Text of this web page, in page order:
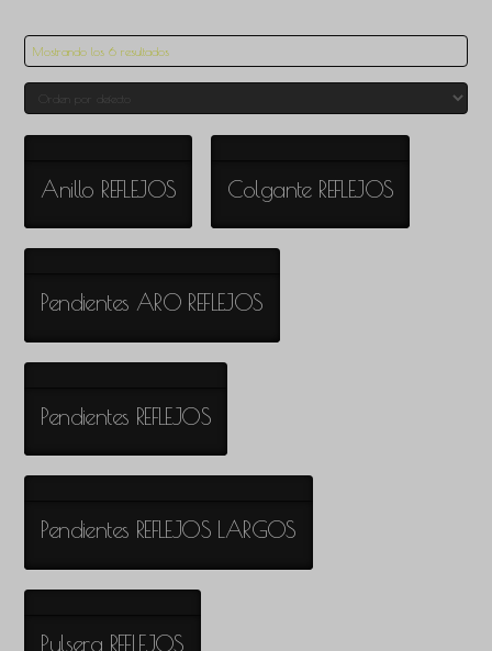
Mostrando los 6 resultados
Anillo REFLEJOS Colgante REFLEJOS
Pendientes ARO REFLEJOS
Pendientes REFLEJOS
Pendientes REFLEJOS LARGOS
Pulsera REFLEJOS